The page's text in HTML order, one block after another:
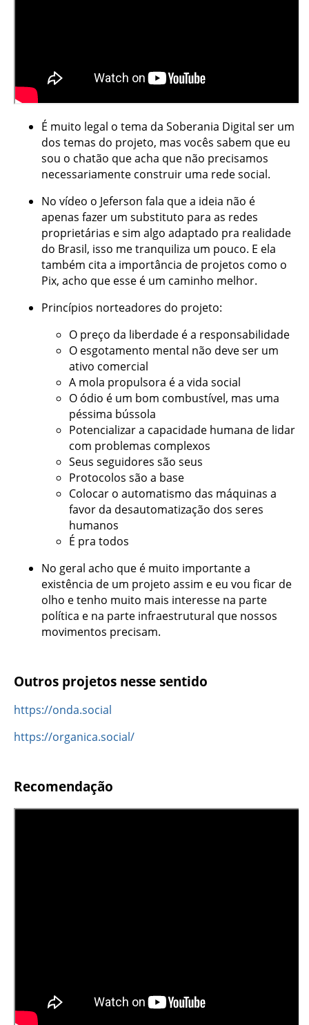
É muito legal o tema da Soberania Digital ser um
dos temas do projeto, mas vocês sabem que eu
sou o chatão que acha que não precisamos
necessariamente construir uma rede social.
No vídeo o Jeferson fala que a ideia não é
apenas fazer um substituto para as redes
proprietárias e sim algo adaptado pra realidade
do Brasil, isso me tranquiliza um pouco. E ela
também cita a importância de projetos como o
Pix, acho que esse é um caminho melhor.
Princípios norteadores do projeto:
O preço da liberdade é a responsabilidade
O esgotamento mental não deve ser um
ativo comercial
A mola propulsora é a vida social
O ódio é um bom combustível, mas uma
péssima bússola
Potencializar a capacidade humana de lidar
com problemas complexos
Seus seguidores são seus
Protocolos são a base
Colocar o automatismo das máquinas a
favor da desautomatização dos seres
humanos
É pra todos
No geral acho que é muito importante a
existência de um projeto assim e eu vou ficar de
olho e tenho muito mais interesse na parte
política e na parte infraestrutural que nossos
movimentos precisam.
Outros projetos nesse sentido
https://onda.social
https://organica.social/
Recomendação